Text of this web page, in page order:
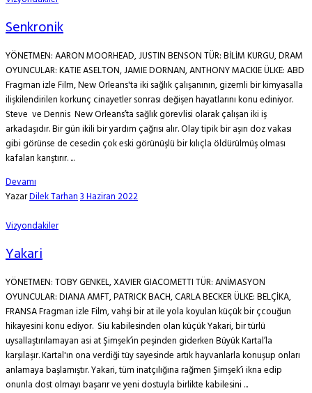
Senkronik
YÖNETMEN: AARON MOORHEAD, JUSTIN BENSON TÜR: BİLİM KURGU, DRAM
OYUNCULAR: KATIE ASELTON, JAMIE DORNAN, ANTHONY MACKIE ÜLKE: ABD
Fragman izle Film, New Orleans'ta iki sağlık çalışanının, gizemli bir kimyasalla
ilişkilendirilen korkunç cinayetler sonrası değişen hayatlarını konu ediniyor.
Steve ve Dennis New Orleans’ta sağlık görevlisi olarak çalışan iki iş
arkadaşıdır. Bir gün ikili bir yardım çağrısı alır. Olay tipik bir aşırı doz vakası
gibi görünse de cesedin çok eski görünüşlü bir kılıçla öldürülmüş olması
kafaları karıştırır. ...
Devamı
YazarDilek Tarhan3 Haziran 2022
Vizyondakiler
Yakari
YÖNETMEN: TOBY GENKEL, XAVIER GIACOMETTI TÜR: ANİMASYON
OYUNCULAR: DIANA AMFT, PATRICK BACH, CARLA BECKER ÜLKE: BELÇİKA,
FRANSA Fragman izle Film, vahşi bir at ile yola koyulan küçük bir çcouğun
hikayesini konu ediyor. Siu kabilesinden olan küçük Yakari, bir türlü
uysallaştırılamayan asi at Şimşek’in peşinden giderken Büyük Kartal’la
karşılaşır. Kartal'ın ona verdiği tüy sayesinde artık hayvanlarla konuşup onları
anlamaya başlamıştır. Yakari, tüm inatçılığına rağmen Şimşek’i ikna edip
onunla dost olmayı başarır ve yeni dostuyla birlikte kabilesini ...